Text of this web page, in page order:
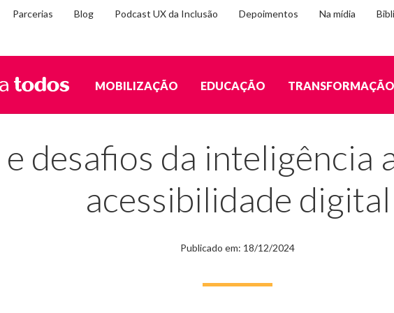
Parcerias Blog Podcast UX da Inclusão Depoimentos Na mídia
MOBILIZAÇÃO EDUCAÇÃO TRANSFORMAÇÃO
desafios da inteligência
acessibilidade digital
Publicado em: 18/12/2024